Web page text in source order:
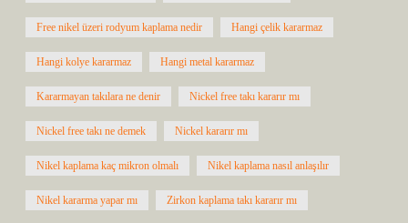
Free nikel üzeri rodyum kaplama nedir Hangi çelik kararmaz
Hangi kolye kararmaz Hangi metal kararmaz
Kararmayan takılara ne denir Nickel free takı kararır mı
Nickel free takı ne demek Nickel kararır mı
Nikel kaplama kaç mikron olmalı Nikel kaplama nasıl anlaşılır
Nikel kararma yapar mı Zirkon kaplama takı kararır mı